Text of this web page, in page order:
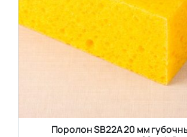
Поролон SB22A 20 мм